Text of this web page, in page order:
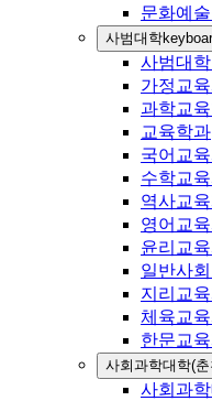
문화예
사범대학
사범대
가정교
과학교
교육학과
국어교
수학교
역사교
영어교
윤리교
일반사
지리교
체육교
한문교
사회과학대학(
사회과